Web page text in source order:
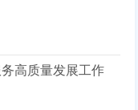
高质量发展工作